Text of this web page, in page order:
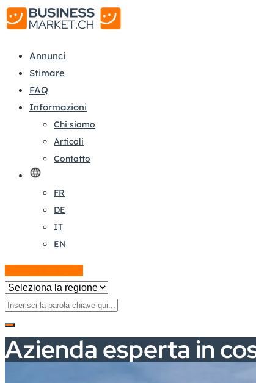
Annunci
Stimare
FAQ
Informazioni
Chi siamo
Articoli
Contatto
FR
DE
IT
EN
Azienda esperta in